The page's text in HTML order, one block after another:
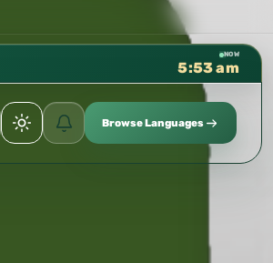
NOW
5:53 am
Browse Languages